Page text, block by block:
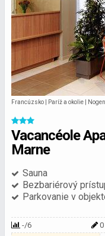
Francúzsko | Paríž a okolie |
Vacancéole
Marne
Sauna
Bezbariérový
Parkovanie v
-/6 0